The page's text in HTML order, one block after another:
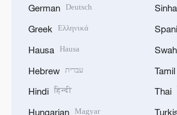
German Deutsch
Greek Ελληνικά
Hausa Hausa
Hebrew עברית
Hindi हिन्दी
Hungarian Magyar
Tamil
Thai